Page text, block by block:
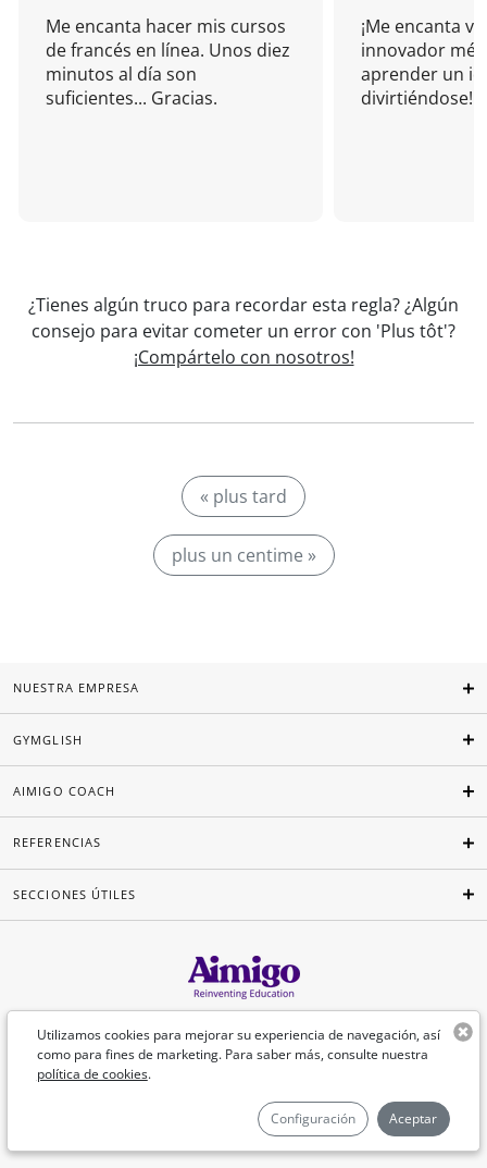
Me encanta hacer mis cursos
de francés en línea. Unos diez
minutos al día son
suficientes... Gracias.
¡Me encanta
innovador
aprender un
divirtiéndose!
¿Tienes algún truco para recordar esta regla? ¿Algún
consejo para evitar cometer un error con 'Plus tôt'?
¡Compártelo con nosotros!
« plus tard
plus un centime »
Utilizamos cookies para mejorar su experiencia de navegación, así
como para fines de marketing. Para saber más, consulte nuestra
política de cookies.
Configuración Aceptar
NUESTRA EMPRESA
GYMGLISH
AIMIGO COACH
REFERENCIAS
SECCIONES ÚTILES
Español